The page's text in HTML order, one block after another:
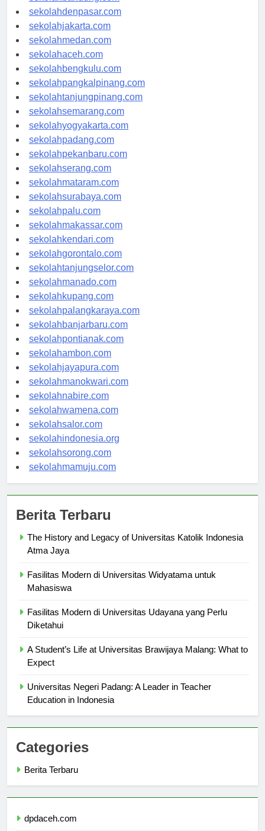
sekolahbandung.com
sekolahdenpasar.com
sekolahjakarta.com
sekolahmedan.com
sekolahaceh.com
sekolahbengkulu.com
sekolahpangkalpinang.com
sekolahtanjungpinang.com
sekolahsemarang.com
sekolahyogyakarta.com
sekolahpadang.com
sekolahpekanbaru.com
sekolahserang.com
sekolahmataram.com
sekolahsurabaya.com
sekolahpalu.com
sekolahmakassar.com
sekolahkendari.com
sekolahgorontalo.com
sekolahtanjungselor.com
sekolahmanado.com
sekolahkupang.com
sekolahpalangkaraya.com
sekolahbanjarbaru.com
sekolahpontianak.com
sekolahambon.com
sekolahjayapura.com
sekolahmanokwari.com
sekolahnabire.com
sekolahwamena.com
sekolahsalor.com
sekolahindonesia.org
sekolahsorong.com
The History and Legacy of Universitas Katolik Indonesia
Fasilitas Modern di Universitas Widyatama untuk
Fasilitas Modern di Universitas Udayana yang Perlu
A Student’s Life at Universitas Brawijaya Malang: What to
Universitas Negeri Padang: A Leader in Teacher
Categories